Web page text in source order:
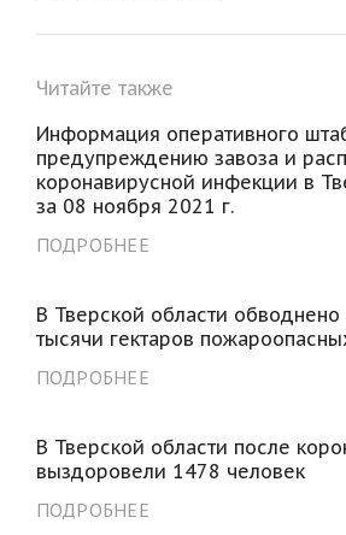
Читайте также
Информация оперативного
предупреждению завоза и
коронавирусной инфекции в
за 08 ноября 2021 г.
ПОДРОБНЕЕ
В Тверской области
тысячи гектаров
ПОДРОБНЕЕ
В Тверской области после
выздоровели 1478 человек
ПОДРОБНЕЕ